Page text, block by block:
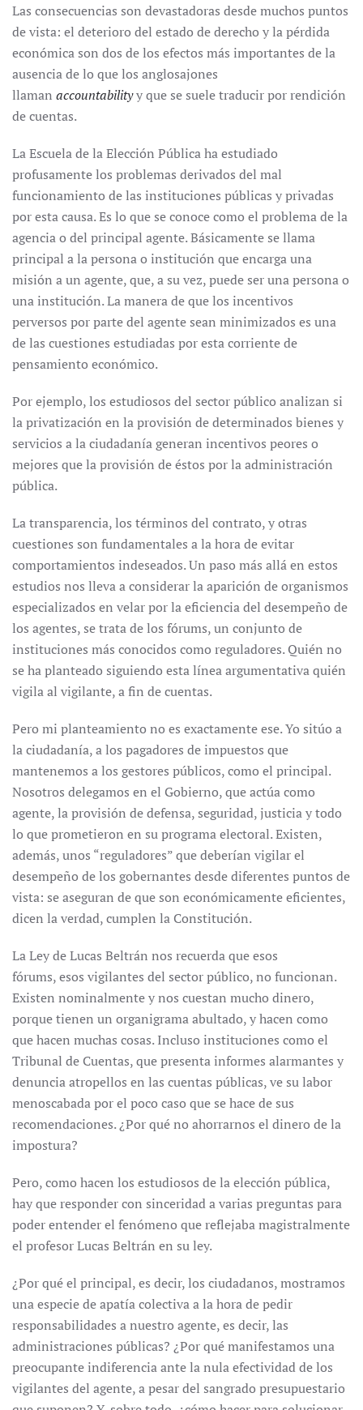
Las consecuencias son devastadoras desde muchos puntos
de vista: el deterioro del estado de derecho y la pérdida
económica son dos de los efectos más importantes de la
ausencia de lo que los anglosajones
llaman accountabilityy que se suele traducir por rendición
de cuentas.
La Escuela de la Elección Pública ha estudiado
profusamente los problemas derivados del mal
funcionamiento de las instituciones públicas y privadas
por esta causa. Es lo que se conoce como el problema de la
agencia o del principal agente. Básicamente se llama
principal a la persona o institución que encarga una
misión a un agente, que, a su vez, puede ser una persona o
una institución. La manera de que los incentivos
perversos por parte del agente sean minimizados es una
de las cuestiones estudiadas por esta corriente de
pensamiento económico.
Por ejemplo, los estudiosos del sector público analizan si
la privatización en la provisión de determinados bienes y
servicios a la ciudadanía generan incentivos peores o
mejores que la provisión de éstos por la administración
pública.
La transparencia, los términos del contrato, y otras
cuestiones son fundamentales a la hora de evitar
comportamientos indeseados. Un paso más allá en estos
estudios nos lleva a considerar la aparición de organismos
especializados en velar por la eficiencia del desempeño de
los agentes, se trata de los fórums, un conjunto de
instituciones más conocidos como reguladores. Quién no
se ha planteado siguiendo esta línea argumentativa quién
vigila al vigilante, a fin de cuentas.
Pero mi planteamiento no es exactamente ese. Yo sitúo a
la ciudadanía, a los pagadores de impuestos que
mantenemos a los gestores públicos, como el principal.
Nosotros delegamos en el Gobierno, que actúa como
agente, la provisión de defensa, seguridad, justicia y todo
lo que prometieron en su programa electoral. Existen,
además, unos “reguladores” que deberían vigilar el
desempeño de los gobernantes desde diferentes puntos de
vista: se aseguran de que son económicamente eficientes,
dicen la verdad, cumplen la Constitución.
La Ley de Lucas Beltrán nos recuerda que esos
fórums, esos vigilantes del sector público, no funcionan.
Existen nominalmente y nos cuestan mucho dinero,
porque tienen un organigrama abultado, y hacen como
que hacen muchas cosas. Incluso instituciones como el
Tribunal de Cuentas, que presenta informes alarmantes y
denuncia atropellos en las cuentas públicas, ve su labor
menoscabada por el poco caso que se hace de sus
recomendaciones. ¿Por qué no ahorrarnos el dinero de la
impostura?
Pero, como hacen los estudiosos de la elección pública,
hay que responder con sinceridad a varias preguntas para
poder entender el fenómeno que reflejaba magistralmente
el profesor Lucas Beltrán en su ley.
¿Por qué el principal, es decir, los ciudadanos, mostramos
una especie de apatía colectiva a la hora de pedir
responsabilidades a nuestro agente, es decir, las
administraciones públicas? ¿Por qué manifestamos una
preocupante indiferencia ante la nula efectividad de los
vigilantes del agente, a pesar del sangrado presupuestario